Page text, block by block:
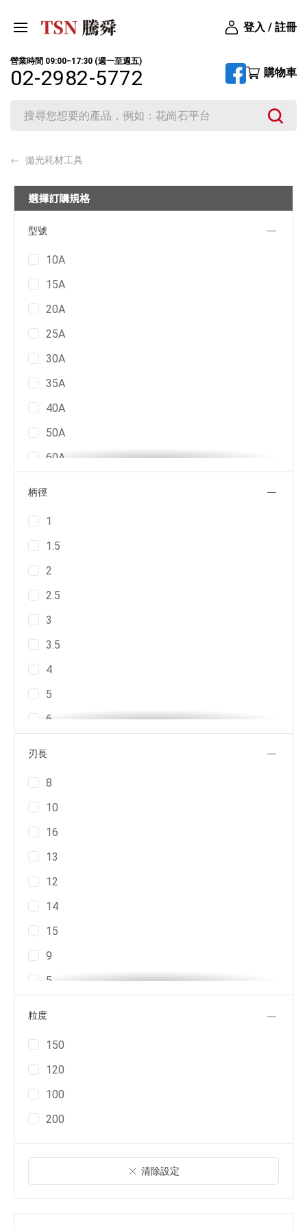
登入 / 註冊
營業時間 09:00‒17:30 (週一至週五)
02-2982-5772 購物車
拋光耗材工具
選擇訂購規格
型號
10A
15A
20A
25A
30A
35A
40A
50A
60A
30V
13R
14R
15R
20R
30R
20P
30P
40P
50P
30F
40F
50F
60F
50J
柄徑
1
1.5
2
2.5
3
3.5
4
5
6
刃長
8
10
16
13
12
14
15
9
5
粒度
150
120
100
200
清除設定